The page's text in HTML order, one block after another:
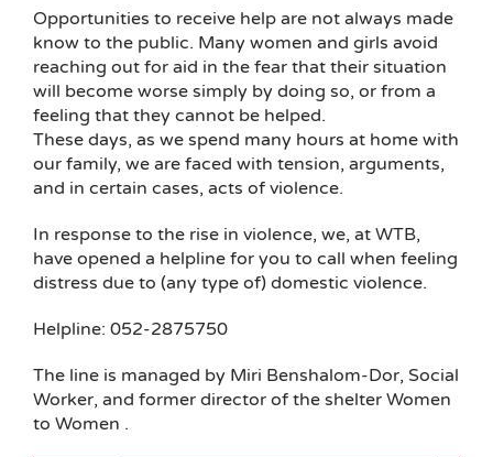
Opportunities to receive help are not always made
know to the public. Many women and girls avoid
reaching out for aid in the fear that their situation
will become worse simply by doing so, or from a
feeling that they cannot be helped.
These days, as we spend many hours at home with
our family, we are faced with tension, arguments,
and in certain cases, acts of violence.
In response to the rise in violence, we, at WTB,
have opened a helpline for you to call when feeling
distress due to (any type of) domestic violence.
Helpline: 052-2875750
The line is managed by Miri Benshalom-Dor, Social
Worker, and former director of the shelter Women
to Women .